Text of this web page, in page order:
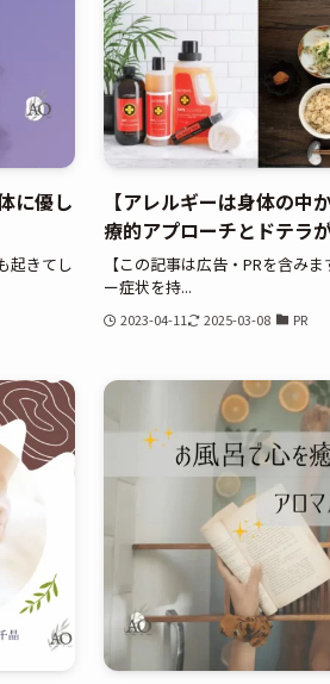
に優し
起きてし
【アレルギーは身体の
療的アプローチとドテラ
【この記事は広告・PRを含み
ー症状を持...
2023-04-11 2025-03-08 PR